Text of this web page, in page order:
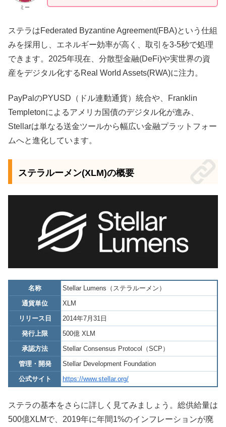
ミー
ステラはFederated Byzantine Agreement(FBA)という仕組
みを採用し、エネルギー効率が高く、取引を3-5秒で処理
できます。2025年現在、分散型金融(DeFi)や実世界の資
産をデジタル化するReal World Assets(RWA)に注力。
PayPalのPYUSD（ドル連動通貨）統合や、Franklin
Templetonによるアメリカ国債のデジタル化が進み、
Stellarは単なる送金ツールから幅広い金融プラットフォー
ムへと進化しています。
ステラルーメン(XLM)の概要
名称
Stellar Lumens（ステラルーメン）
通貨単位
XLM
リリース日
2014年7月31日
発行上限
500億 XLM
承認方法
Stellar Consensus Protocol（SCP）
管理・開発
Stellar Development Foundation
公式サイト
https://www.stellar.org/
ステラの基本をさらに詳しく見てみましょう。総供給量は
500億XLMで、2019年に年間1%のインフレーションが廃